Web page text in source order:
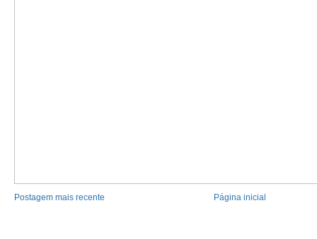
Postagem mais recente Página inicial